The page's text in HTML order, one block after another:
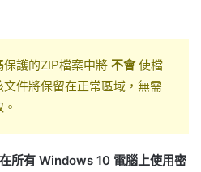
護的ZIP檔案中將 不會使檔
件將保留在正常區域，無需
所有 Windows 10 電腦上使用密